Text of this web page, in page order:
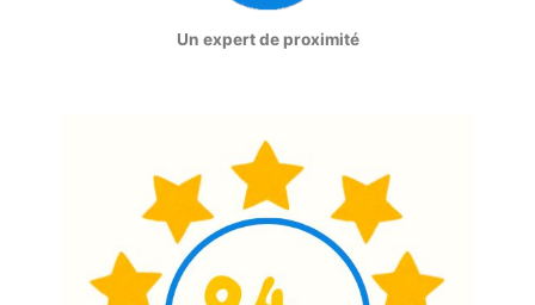
Un expert de proximité